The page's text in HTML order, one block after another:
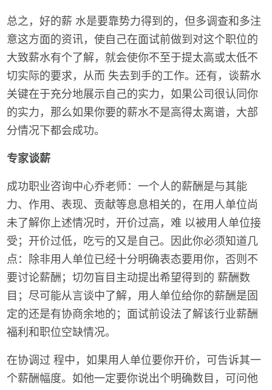
总之，好的薪 水是要靠势力得到的，但多调查和多注
意这方面的资讯，使自己在面试前做到对这个职位的
大致薪水有个了解，就会使你不至于提太高或太低不
切实际的要求，从而 失去到手的工作。还有，谈薪水
关键在于充分地展示自己的实力，如果公司很认同你
的实力，那么如果你要的薪水不是高得太离谱，大部
分情况下都会成功。
专家谈薪
成功职业咨询中心乔老师：一个人的薪酬是与其能
力、作用、表现、贡献等息息相关的，在用人单位尚
未了解你上述情况时，开价过高，难 以被用人单位接
受；开价过低，吃亏的又是自己。因此你必须知道几
点：除非用人单位已经十分明确表态要用你，否则不
要讨论薪酬；切勿盲目主动提出希望得到的 薪酬数
目；尽可能从言谈中了解，用人单位给你的薪酬是固
定的还是有协商余地的；面试前设法了解该行业薪酬
福利和职位空缺情况。
在协调过 程中，如果用人单位要你开价，可告诉其一
个薪酬幅度。如他一定要你说出个明确数目，可问他